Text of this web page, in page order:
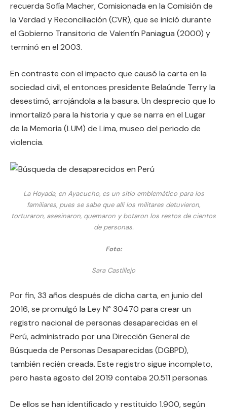
recuerda Sofía Macher, Comisionada en la Comisión de
la Verdad y Reconciliación (CVR), que se inició durante
el Gobierno Transitorio de Valentín Paniagua (2000) y
terminó en el 2003.
En contraste con el impacto que causó la carta en la
sociedad civil, el entonces presidente Belaúnde Terry la
desestimó, arrojándola a la basura. Un desprecio que lo
inmortalizó para la historia y que se narra en el Lugar
de la Memoria (LUM) de Lima, museo del periodo de
violencia.
La Hoyada, en Ayacucho, es un sitio emblemático para los
familiares, pues se sabe que allí los militares detuvieron,
torturaron, asesinaron, quemaron y botaron los restos de cientos
de personas.
Foto:
Sara Castillejo
Por fin, 33 años después de dicha carta, en junio del
2016, se promulgó la Ley N° 30470 para crear un
registro nacional de personas desaparecidas en el
Perú, administrado por una Dirección General de
Búsqueda de Personas Desaparecidas (DGBPD),
también recién creada. Este registro sigue incompleto,
pero hasta agosto del 2019 contaba 20.511 personas.
De ellos se han identificado y restituido 1.900, según